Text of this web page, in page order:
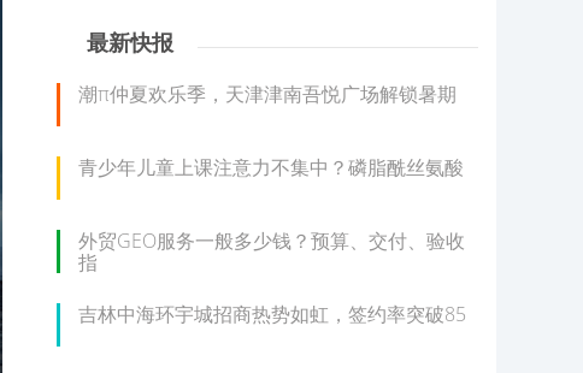
最新快报
潮π仲夏欢乐季，天津津南吾悦广场解锁暑期
青少年儿童上课注意力不集中？磷脂酰丝氨酸
外贸GEO服务一般多少钱？预算、交付、验收
指
吉林中海环宇城招商热势如虹，签约率突破85